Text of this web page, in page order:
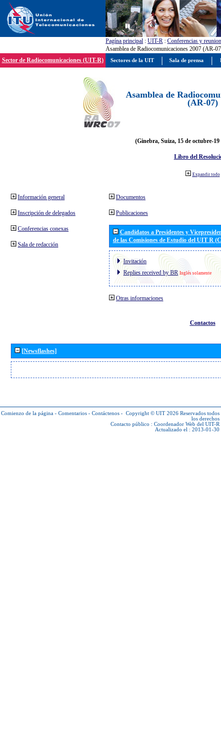
Pagína principal : UIT-R : Conferencias y
Asamblea de Radiocomunicaciones 2007 (AR-
Sector de Radiocomunicaciones (UIT-R)
Asamblea de
(AR-07)
(Ginebra, Suiza, 15 de octubre-19
Libro del
Expandir todo
Información general
Inscripción de delegados
Conferencias conexas
Sala de redacción
Documentos
Publicaciones
Candidatos a Presidentes y
de las Comisiones de Estudio del UIT R
Invitación
Replies received by BR Inglés solamente
Otras informaciones
Contactos
[Newsflashes]
Comienzo de la página - Comentarios - Contáctenos - Copyright © UIT 2026 Reservados todos
los derechos
Contacto público : Coordenador Web del UIT-R
Actualizado el : 2013-01-30
Sectores de la UIT Sala de prensa